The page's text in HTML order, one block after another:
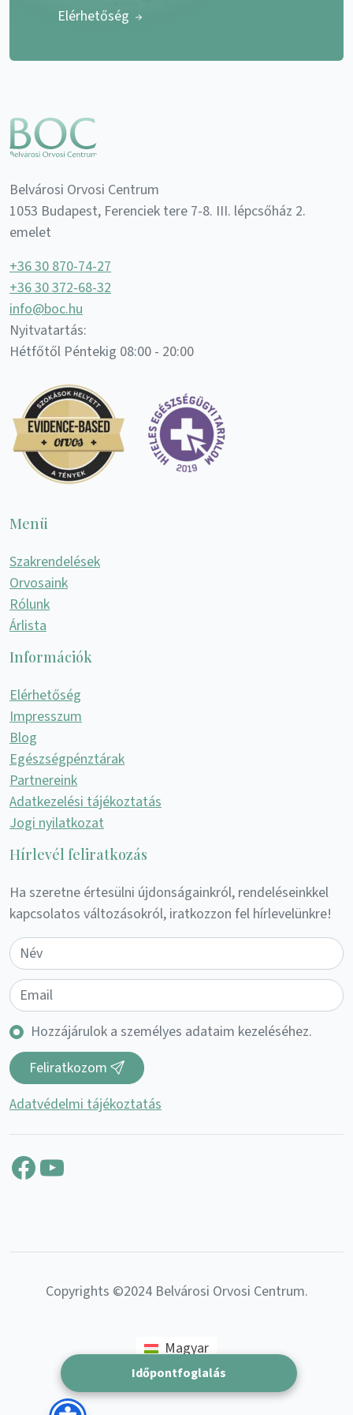
Elérhetőség
Belvárosi Orvosi Centrum
1053 Budapest, Ferenciek tere 7-8. III. lépcsőház 2.
emelet
+36 30 870-74-27
+36 30 372-68-32
info@boc.hu
Nyitvatartás:
Hétfőtől Péntekig 08:00 - 20:00
Menü
Szakrendelések
Orvosaink
Rólunk
Árlista
Információk
Elérhetőség
Impresszum
Blog
Egészségpénztárak
Partnereink
Adatkezelési tájékoztatás
Jogi nyilatkozat
Hírlevél feliratkozás
Ha szeretne értesülni újdonságainkról, rendeléseinkkel
kapcsolatos változásokról, iratkozzon fel hírlevelünkre!
Hozzájárulok a személyes adataim kezeléséhez.
Feliratkozom
Adatvédelmi tájékoztatás
Facebook
YouTube
Copyrights ©2024 Belvárosi Orvosi Centrum.
Magyar
Időpontfoglalás